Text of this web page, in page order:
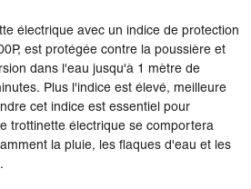
électrique avec un indice de protection
est protégée contre la poussière et
dans l'eau jusqu'à 1 mètre de
Plus l'indice est élevé, meilleure
cet indice est essentiel pour
trottinette électrique se comportera
la pluie, les flaques d'eau et les